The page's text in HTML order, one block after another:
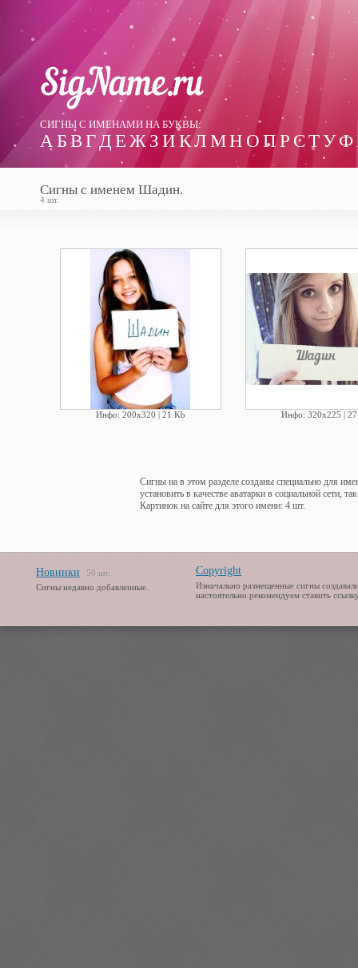
СИГНЫ С ИМЕНАМИ НА БУКВЫ:
АБ ВГД Е Ж З И КЛ МН О ПР С ТУ Ф
Сигны с именем Шадин.
4 шт.
Инфо: 200х320 | 21 Kb Инфо: 320х225 |
Сигны на в этом разделе созданы специально для
установить в качестве аватарки в социальной сети,
Картинок на сайте для этого имени: 4 шт.
Новинки
50 шт.
Сигны недавно добавленные.
Copyright
Изначально размещенные сигны
настоятельно рекомендуем ставить